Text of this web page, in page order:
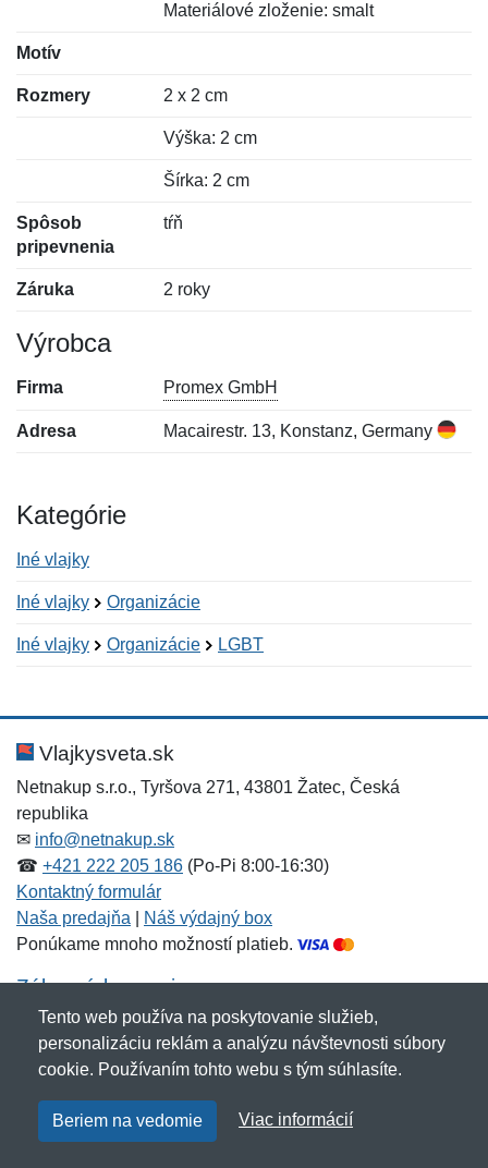
Materiálové zloženie: smalt
Motív
Rozmery 2 x 2 cm
Výška: 2 cm
Šírka: 2 cm
Spôsob
pripevnenia
tŕň
Záruka 2 roky
Výrobca
Firma Promex GmbH
Adresa Macairestr. 13, Konstanz, Germany
Kategórie
Iné vlajky
Iné vlajky Organizácie
Iné vlajky Organizácie LGBT
Hodnotenie:
Meno:*
E-mail:
Správa*
Meno:
E-mail:*
Správa*
Vlajkysveta.sk
Netnakup s.r.o., Tyršova 271, 43801 Žatec, Česká
republika
✉ info@netnakup.sk
☎ +421 222 205 186 (Po-Pi 8:00-16:30)
Kontaktný formulár
Naša predajňa
Náš výdajný box
Ponúkame mnoho možností platieb.
Zákaznícky servis
Novinky emailom
Copyright © 2007-2026 (19 rokov s vami)Netnakup.sk
NetIQ. Všetky práva vyhradené.
Tento web používa na poskytovanie služieb,
personalizáciu reklám a analýzu návštevnosti súbory
cookie. Používaním tohto webu s tým súhlasíte.
Beriem na vedomie Viac informácií